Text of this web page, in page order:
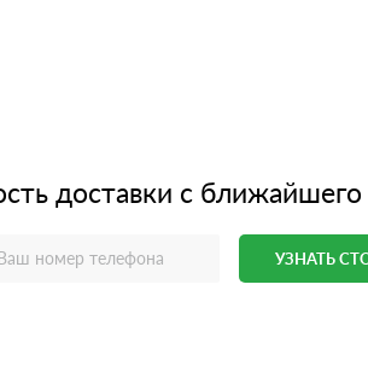
доставки с ближайшего
УЗНАТЬ